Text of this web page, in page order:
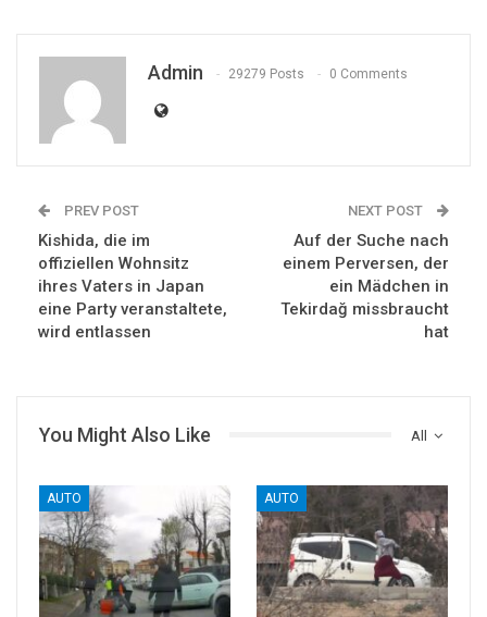
Admin 29279 Posts 0 Comments
PREV POST
Kishida, die im
offiziellen Wohnsitz
ihres Vaters in Japan
eine Party veranstaltete,
wird entlassen
NEXT POST
Auf der Suche nach
einem Perversen, der
ein Mädchen in
Tekirdağ missbraucht
hat
All
You Might Also Like
AUTO AUTO